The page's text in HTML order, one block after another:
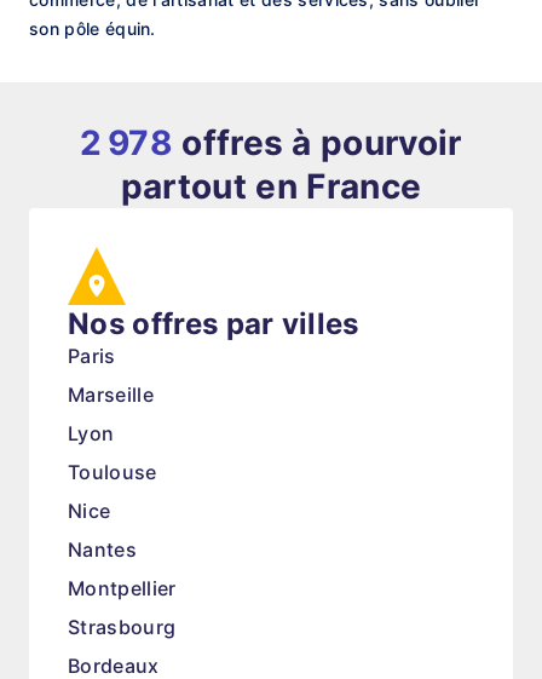
son pôle équin.
2 978 offres à pourvoir
partout en France
Nos offres par villes
Paris
Marseille
Lyon
Toulouse
Nice
Nantes
Montpellier
Strasbourg
Bordeaux